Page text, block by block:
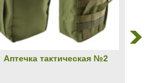
Аптечка тактическая №2